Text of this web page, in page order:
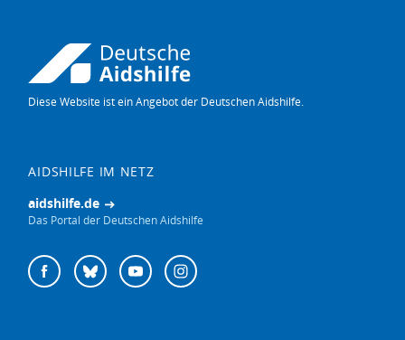
Diese Website ist ein Angebot der Deutschen Aidshilfe.
AIDSHILFE IM NETZ
aidshilfe.de
Das Portal der Deutschen Aidshilfe
Deutsche
Aidshilfe
FacebookBlueskyYouTubeInstagram